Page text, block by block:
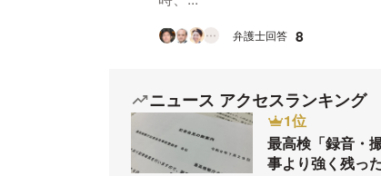
弁護士回答 8
ニュース アクセスランキング
1位
最高検「録音・
事より強く残っ